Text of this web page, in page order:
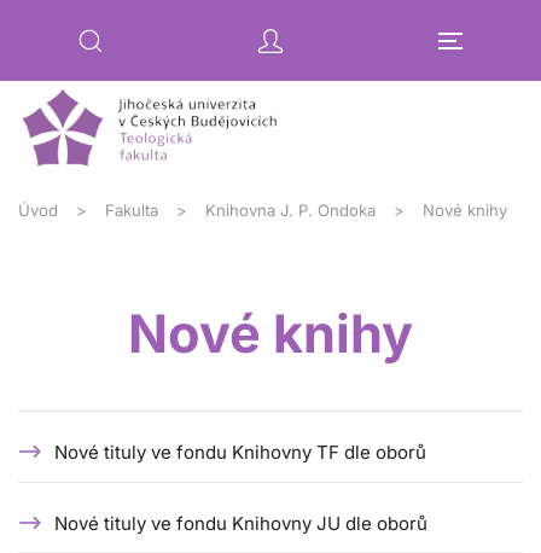
Úvod Fakulta Knihovna J. P. Ondoka Nové knihy
Nové knihy
Nové tituly ve fondu Knihovny TF dle oborů
Nové tituly ve fondu Knihovny JU dle oborů